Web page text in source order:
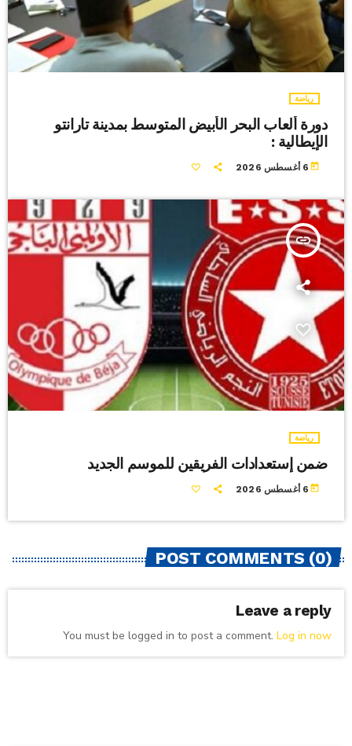
رياضة
دورة ألعاب البحر الأبيض المتوسط بمدينة تارانتو
الإيطالية :
today 6 أغسطس 2026
insert_link
رياضة
ضمن إستعدادات الفريقين للموسم الجديد
today 6 أغسطس 2026
POST COMMENTS (0)
Leave a reply
You must be logged in to post a comment. Log in now